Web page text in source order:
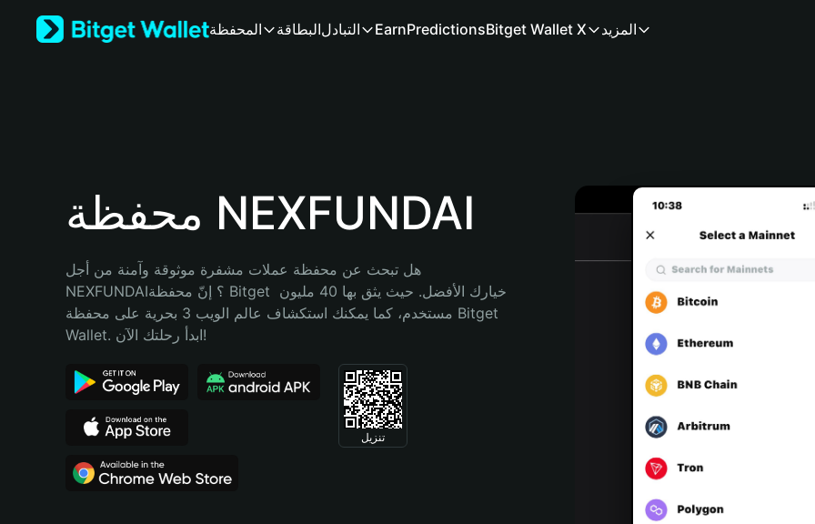
Bahasa Indonesia
Português (Brasil)
المحفظة البطاقةالتبادل EarnPredictionsBitget Wallet X المزيد
محفظة NEXFUNDAI
هل تبحث عن محفظة عملات مشفرة موثوقة وآمنة من أجل
NEXFUNDAI؟ إنّ محفظة Bitget خيارك الأفضل. حيث يثق بها 40 مليون
مستخدم، كما يمكنك استكشاف عالم الويب 3 بحرية على محفظة Bitget
Wallet. ابدأ رحلتك الآن!
تنزيل